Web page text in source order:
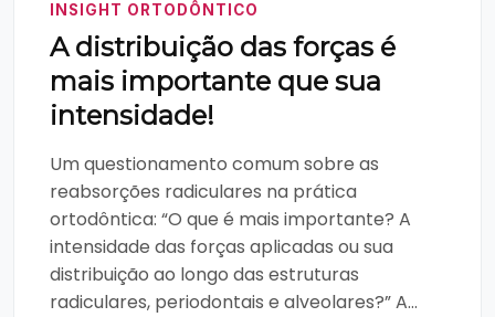
INSIGHT ORTODÔNTICO
A distribuição das forças é
mais importante que sua
intensidade!
Um questionamento comum sobre as
reabsorções radiculares na prática
ortodôntica: “O que é mais importante? A
intensidade das forças aplicadas ou sua
distribuição ao longo das estruturas
radiculares, periodontais e alveolares?” A...